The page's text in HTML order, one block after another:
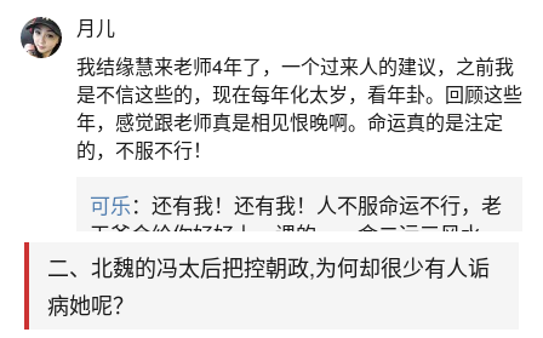
者之栽培，或用人得当，得大成功及发展，原命若
喜水木者更佳。若凶数者：成又转败，陷于离乱变
动，至晚年终归孤独失败，又早年有落水灾遇，生
涯九死一生之命格。又须戒色，以防色变及刀杀之
危。【中吉】吉凶指数：92（内容仅供参考，不代
表本站立场）2、梦见和尚做法事的宜忌「宜
二、北魏的冯太后把控朝政,为何却很少有人诟
病她呢？
月儿
我结缘慧来老师4年了，一个过来人的建议，之前我
是不信这些的，现在每年化太岁，看年卦。回顾这些
年，感觉跟老师真是相见恨晚啊。命运真的是注定
的，不服不行！
可乐：还有我！还有我！人不服命运不行，老
天爷会给你好好上一课的。一命二运三风水，
哪样不服都不行！
平安是福
卦，认识老师3年了，都是缘分啊！